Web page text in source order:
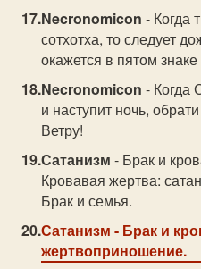
Necronomicon - Когда
сотхотха, то следует
окажется в пятом
Necronomicon - Когда
и наступит ночь,
Ветру!
Сатанизм - Брак и
Кровавая жертва:
Брак и семья.
Сатанизм - Брак и
жертвоприношение.